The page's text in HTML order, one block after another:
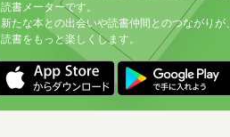
読書メーターです。
新たな本との出会いや読書仲間とのつながりが
読書をもっと楽しくします。